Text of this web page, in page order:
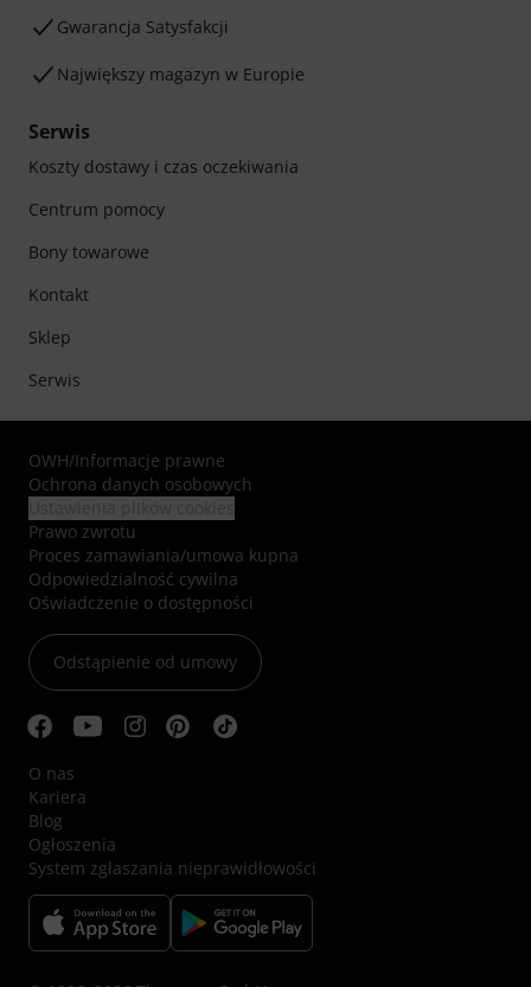
Gwarancja Satysfakcji
Największy magazyn w Europie
Serwis
Koszty dostawy i czas oczekiwania
Centrum pomocy
Bony towarowe
Kontakt
Sklep
Serwis
OWH/Informacje prawne
Ochrona danych osobowych
Prawo zwrotu
Proces zamawiania/umowa kupna
Odpowiedzialność cywilna
Oświadczenie o dostępności
Odstąpienie od umowy
O nas
Kariera
Blog
Ogłoszenia
System zgłaszania nieprawidłowości